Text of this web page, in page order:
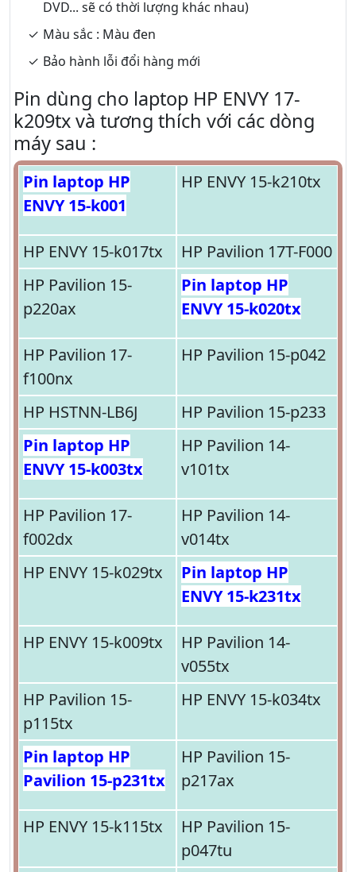
DVD... sẽ có thời lượng khác nhau)
Màu sắc : Màu đen
Bảo hành lỗi đổi hàng mới
Pin dùng cho laptop HP ENVY 17-
k209tx và tương thích với các dòng
máy sau :
Pin laptop HP
ENVY 15-k001
HP ENVY 15-k210tx
HP ENVY 15-k017tx
HP Pavilion 17T-F000
HP Pavilion 15-
p220ax
Pin laptop HP
ENVY 15-k020tx
HP Pavilion 17-
f100nx
HP Pavilion 15-p042
HP HSTNN-LB6J
HP Pavilion 15-p233
Pin laptop HP
ENVY 15-k003tx
HP Pavilion 14-
v101tx
HP Pavilion 17-
f002dx
HP Pavilion 14-
v014tx
HP ENVY 15-k029tx
Pin laptop HP
ENVY 15-k231tx
HP ENVY 15-k009tx
HP Pavilion 14-
v055tx
HP Pavilion 15-
p115tx
HP ENVY 15-k034tx
Pin laptop HP
Pavilion 15-p231tx
HP Pavilion 15-
p217ax
HP ENVY 15-k115tx
HP Pavilion 15-
p047tu